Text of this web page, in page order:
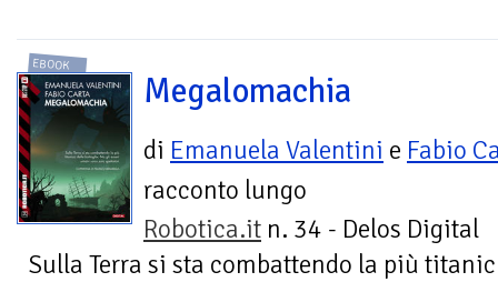
EBOOK
Megalomachia
di Emanuela Valentini e Fabio
racconto lungo
Robotica.it n. 34 - Delos Digital
Sulla Terra si sta combattendo la più